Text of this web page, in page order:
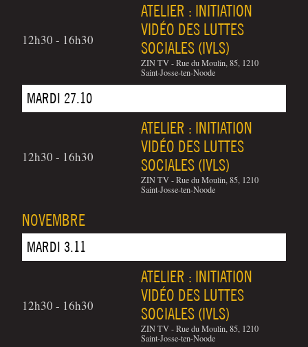
12h30 - 16h30
ATELIER : INITIATION
VIDÉO DES LUTTES
SOCIALES (IVLS)
ZIN TV - Rue du Moulin, 85, 1210
Saint-Josse-ten-Noode
MARDI 27.10
12h30 - 16h30
ATELIER : INITIATION
VIDÉO DES LUTTES
SOCIALES (IVLS)
ZIN TV - Rue du Moulin, 85, 1210
Saint-Josse-ten-Noode
NOVEMBRE
MARDI 3.11
12h30 - 16h30
ATELIER : INITIATION
VIDÉO DES LUTTES
SOCIALES (IVLS)
ZIN TV - Rue du Moulin, 85, 1210
Saint-Josse-ten-Noode